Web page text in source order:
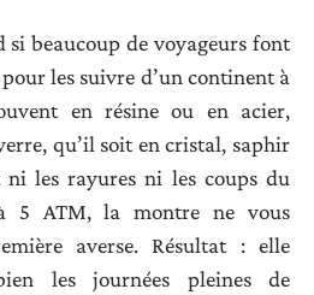
si beaucoup de voyageurs font
les suivre d’un continent à
en résine ou en acier,
qu’il soit en cristal, saphir
les rayures ni les coups du
5 ATM, la montre ne vous
averse. Résultat : elle
les journées pleines de